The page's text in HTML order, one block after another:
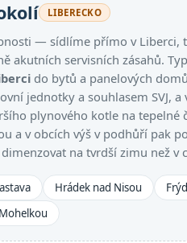
LIBERECKO
— sídlíme přímo v Liberci,
akutních servisních zásahů.
do bytů a panelových
jednotky a souhlasem SVJ,
plynového kotle na tepelné
a v obcích výš v podhůří pak
na tvrdší zimu než v
Hrádek nad Nisou